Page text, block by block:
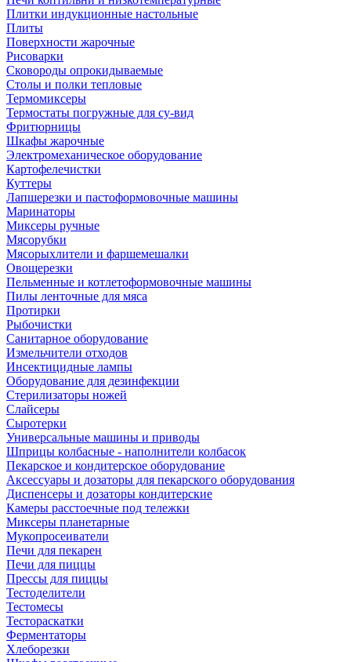
Плитки индукционные настольные
Плиты
Поверхности жарочные
Рисоварки
Сковороды опрокидываемые
Столы и полки тепловые
Термомиксеры
Термостаты погружные для су-вид
Фритюрницы
Шкафы жарочные
Электромеханическое оборудование
Картофелечистки
Куттеры
Лапшерезки и пастоформовочные машины
Маринаторы
Миксеры ручные
Мясорубки
Мясорыхлители и фаршемешалки
Овощерезки
Пельменные и котлетоформовочные машины
Пилы ленточные для мяса
Протирки
Рыбочистки
Санитарное оборудование
Измельчители отходов
Инсектицидные лампы
Оборудование для дезинфекции
Стерилизаторы ножей
Слайсеры
Сыротерки
Универсальные машины и приводы
Шприцы колбасные - наполнители колбасок
Пекарское и кондитерское оборудование
Аксессуары и дозаторы для пекарского оборудования
Диспенсеры и дозаторы кондитерские
Камеры расстоечные под тележки
Миксеры планетарные
Мукопросеиватели
Печи для пекарен
Печи для пиццы
Прессы для пиццы
Тестоделители
Тестомесы
Тестораскатки
Ферментаторы
Хлеборезки